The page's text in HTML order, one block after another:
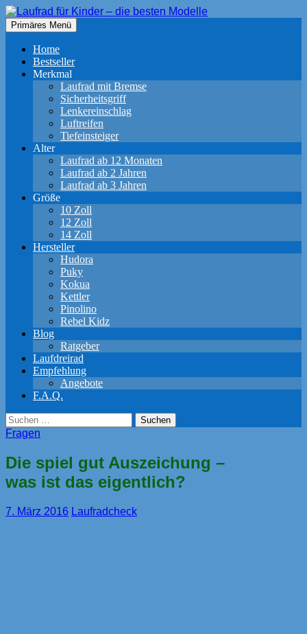
Zum
Inhalt
springen
Laufrad für Kinder – die besten
Modelle
Suchen
Primäres Menü
Home
Bestseller
Merkmal
Laufrad mit Bremse
Sicherheitsgriff
Lenkereinschlag
Luftreifen
Tiefeinsteiger
Alter
Laufrad ab 12 Monaten
Laufrad ab 2 Jahren
Laufrad ab 3 Jahren
Größe
10 Zoll
12 Zoll
14 Zoll
Hersteller
Hudora
Puky
Kokua
Kettler
Pinolino
Rebel Kidz
Blog
Ratgeber
Laufdreirad
Empfehlung
Angebote
F.A.Q.
Suchen
nach:
Fragen
Die spiel gut Auszeichung –
was ist das eigentlich?
7. März 2016 Laufradcheck